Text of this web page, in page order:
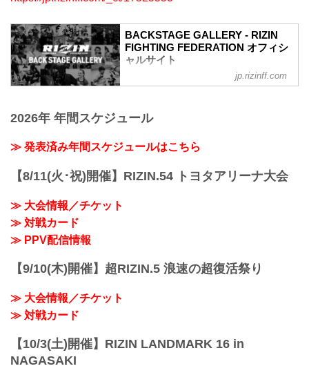
BACKSTAGE GALLERY - RIZIN
FIGHTING FEDERATION オフィシ
ャルサイト
BACKSTAGE GALLERY の記事一覧 - 格
イジン ファイティング フェデレーショ
いきます。
jp.rizinff.com
2026年 年間スケジュール
≫ 発表済み年間スケジュールはこちら
【8/11(火･祝)開催】RIZIN.54 トヨタアリーナ大会
≫ 大会情報／チケット
≫ 対戦カード
≫ PPV配信情報
【9/10(木)開催】超RIZIN.5 浪速の超復活祭り
≫ 大会情報／チケット
≫ 対戦カード
【10/3(土)開催】RIZIN LANDMARK 16 in
NAGASAKI